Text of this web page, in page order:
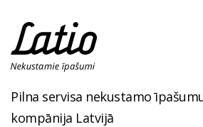
Pilna servisa nekustamo
kompānija Latvijā